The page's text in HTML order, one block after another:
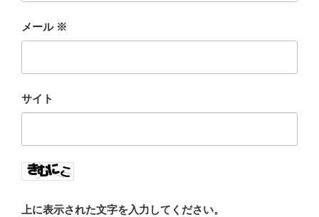
メール ※
サイト
上に表示された文字を入力してください。